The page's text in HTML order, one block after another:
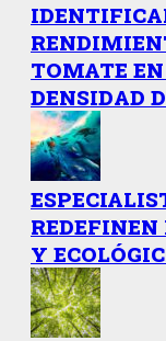
TOMATE
DENSIDAD
Y